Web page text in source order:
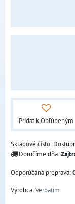
Pridať k Obľúbeným
Skladové číslo:
Doručíme dňa:
Výrobca:Verbatim